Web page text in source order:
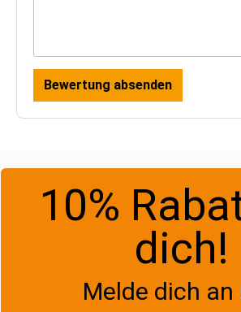
Bewertung absenden
10%
dich!
Melde dich an